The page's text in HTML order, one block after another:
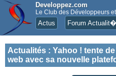
Developpez.com
Le Club des Développeurs
Actus Forum
Actualités : Yahoo ! tente
web avec sa nouvelle